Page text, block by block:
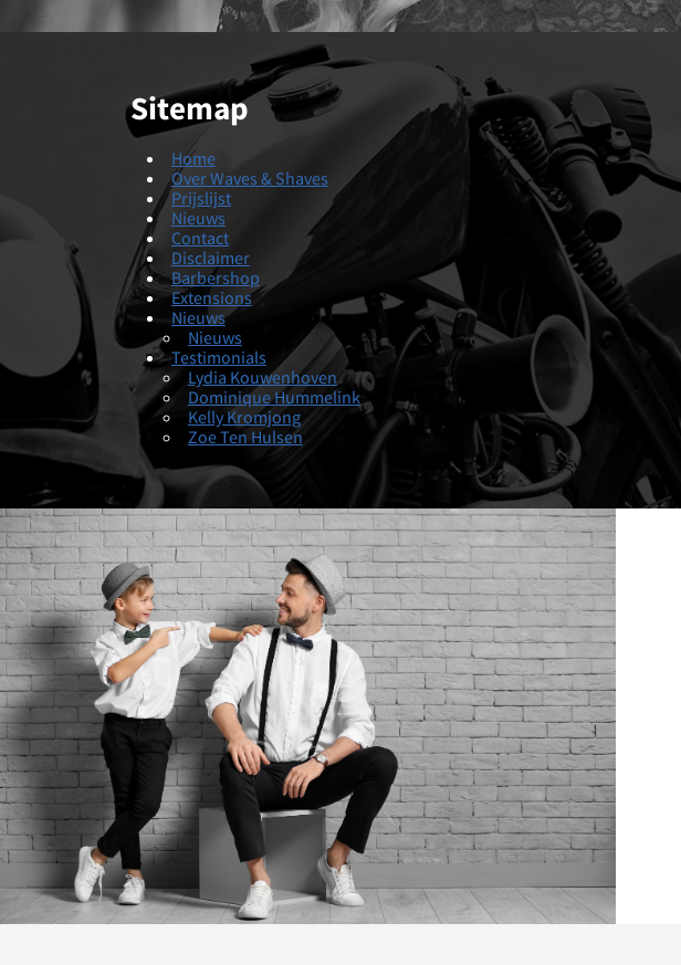
Sitemap
Home
Over Waves & Shaves
Prijslijst
Nieuws
Contact
Disclaimer
Barbershop
Extensions
Nieuws
Nieuws
Testimonials
Lydia Kouwenhoven
Dominique Hummelink
Kelly Kromjong
Zoe Ten Hulsen